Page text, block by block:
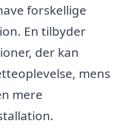
forskellige
En tilbyder
der kan
mens
mere